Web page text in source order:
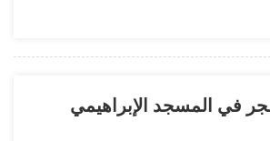
في المسجد الإبراهيمي